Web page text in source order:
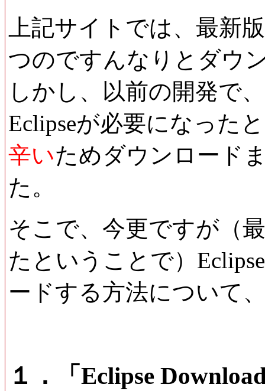
上記サイトでは、最新
つのですんなりとダウ
しかし、以前の開発で
Eclipseが必要になった
辛いためダウンロード
た。
そこで、今更ですが（
たということで）
ードする方法について
１．「Eclipse